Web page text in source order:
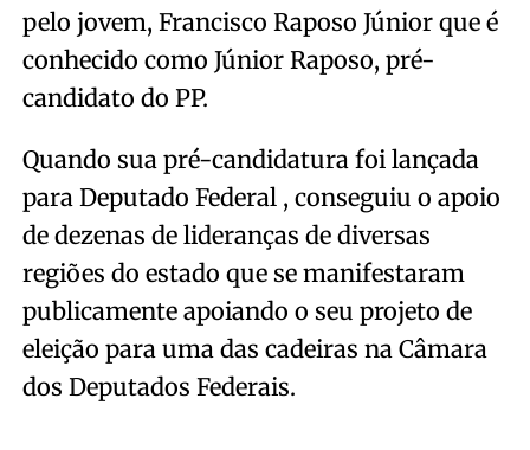
pelo jovem, Francisco Raposo Júnior que é
conhecido como Júnior Raposo, pré-
candidato do PP.
Quando sua pré-candidatura foi lançada
para Deputado Federal , conseguiu o apoio
de dezenas de lideranças de diversas
regiões do estado que se manifestaram
publicamente apoiando o seu projeto de
eleição para uma das cadeiras na Câmara
dos Deputados Federais.